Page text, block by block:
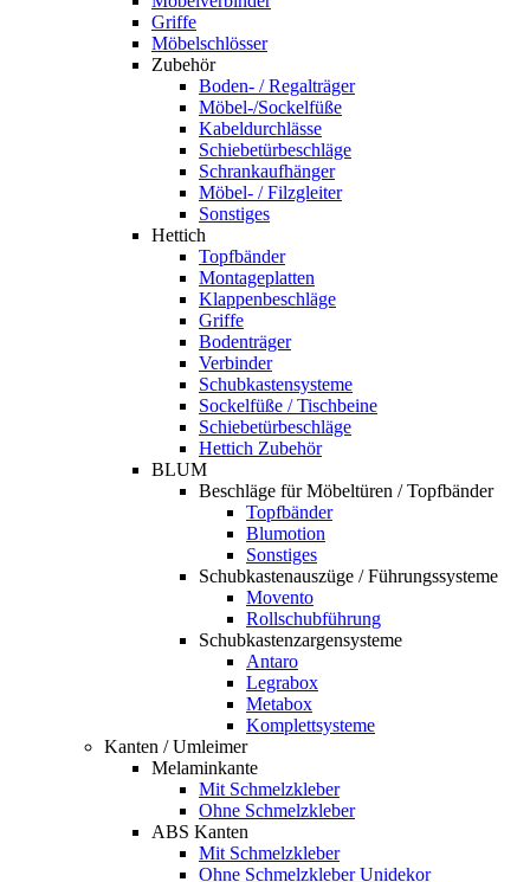
Griffe
Möbelschlösser
Zubehör
Boden- / Regalträger
Möbel-/Sockelfüße
Kabeldurchlässe
Schiebetürbeschläge
Schrankaufhänger
Möbel- / Filzgleiter
Sonstiges
Hettich
Topfbänder
Montageplatten
Klappenbeschläge
Griffe
Bodenträger
Verbinder
Schubkastensysteme
Sockelfüße / Tischbeine
Schiebetürbeschläge
Hettich Zubehör
BLUM
Beschläge für Möbeltüren / Topfbänder
Topfbänder
Blumotion
Sonstiges
Schubkastenauszüge / Führungssysteme
Movento
Rollschubführung
Schubkastenzargensysteme
Antaro
Legrabox
Metabox
Komplettsysteme
Kanten / Umleimer
Melaminkante
Mit Schmelzkleber
Ohne Schmelzkleber
ABS Kanten
Mit Schmelzkleber
Ohne Schmelzkleber Unidekor